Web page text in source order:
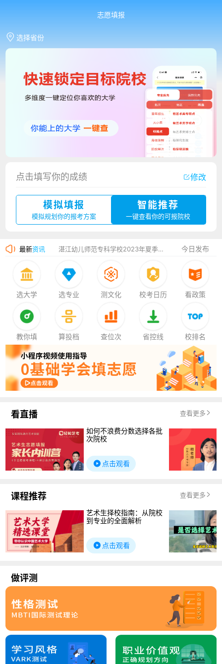
志愿填报
选择省份
点击填写你的成绩 修改
模拟填报
模拟规划你的报考方案
智能推荐
一键查看你的可报院校
最新资讯
厦门大学嘉庚学院2023年艺术类招生简章
湛江幼儿师范专科学校2023年夏季高考招生简章
香港中文大学（深圳）2023年夏季高考招生简章
今日发布
选大学 选专业 测文化 校考日历 看政策
教你填 算投档 查位次 省控线 校排名
看直播 查看更多
如何不浪费分数选择各批
次院校
点击观看
课程推荐 查看更多
艺术生择校指南：从院校
到专业的全面解析
点击观看
做评测